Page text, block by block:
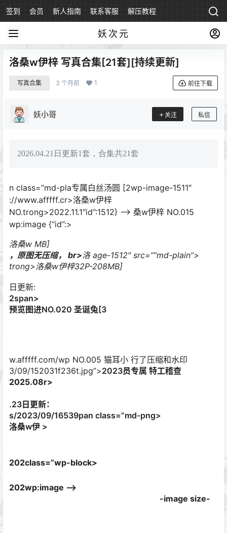
签到 会员 新人指南 联系客服 解压教程
妖次元
洛桑w伊梓 写真合集[21套][持续更新]
写真合集 3 个月前 1 前往下载
妖小哥 关注 私信
2026.04.21日更新1套，合集共21套
n class=”md-pla专属白丝汤圆 [2wp-image-1511″
://www.afffff.cr>洛桑w伊梓
NO.trong>2022.11.1″id”:1512} –> 桑w伊梓 NO.015
wp:image {“id”:>
洛桑w MB]
，原图无压缩， br>洛 age-1512″ src=””md-plain”>
trong>洛桑w伊梓32P-208MB]
日更新:
2span>
预览图进NO.020 圣诞兔[3
w.afffff.com/wp NO.005 猫耳小 行了压缩和水印
3/09/152031f236t.jpg”>2023员专属 特工稽查
2025.08r>
.23日更新：
s/2023/09/16539pan class=”md-png>
洛桑w伊 >
202class=”wp-block>
202wp:image –>
-image size-